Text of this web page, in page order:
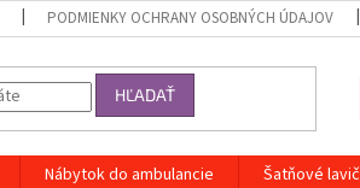
PODMIENKY OCHRANY OSOBNÝCH ÚDAJOV
HĽADAŤ
Nábytok do ambulancie Šatňové